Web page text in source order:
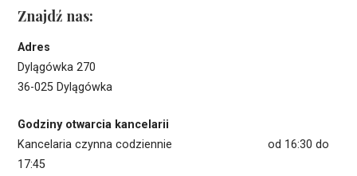
Znajdź nas:
Adres
Dylągówka 270
36-025 Dylągówka
Godziny otwarcia kancelarii
Kancelaria czynna codziennie od 16:30 do
17:45